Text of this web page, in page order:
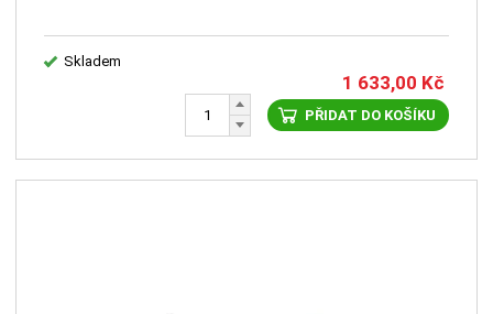
Skladem
1 633,00 Kč
PŘIDAT DO KOŠÍKU